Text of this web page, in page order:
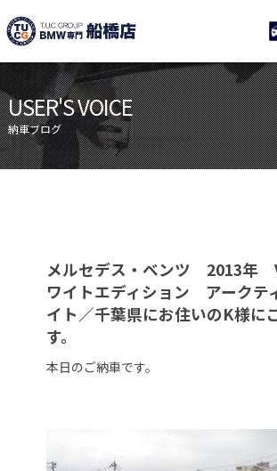
TUCグループ
ニュース
目玉車両一覧
保証＆サービス
ア
TUCとは？
納車blog
USER'S VOICE
納車ブログ
メルセデス・ベンツ 2013
ワイトエディション アークテ
イト／千葉県にお住いのK様に
す。
本日のご納車です。